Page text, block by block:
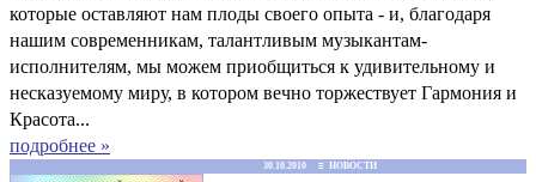
которые оставляют нам плоды своего опыта - и, благодаря
нашим современникам, талантливым музыкантам-
исполнителям, мы можем приобщиться к удивительному и
несказуемому миру, в котором вечно торжествует Гармония и
Красота...
подробнее »
30.10.2010 ≡ НОВОСТИ